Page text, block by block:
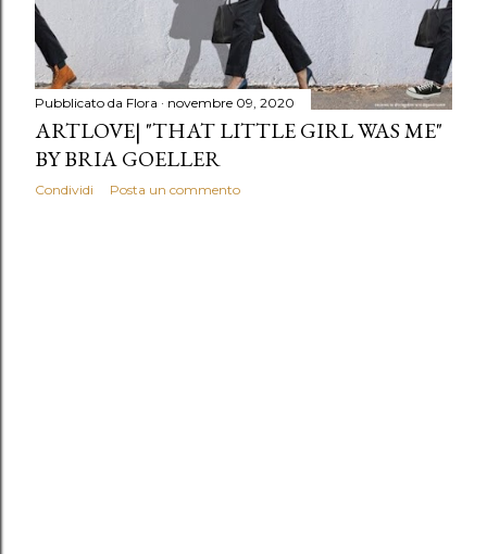
Pubblicato da Flora novembre 09, 2020
ARTLOVE| "THAT LITTLE GIRL WAS ME"
BY BRIA GOELLER
Condividi Posta un commento